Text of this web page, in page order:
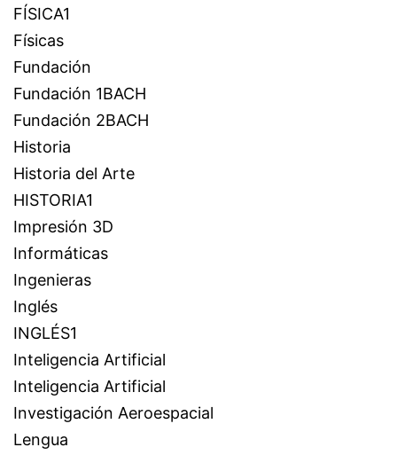
FÍSICA1
Físicas
Fundación
Fundación 1BACH
Fundación 2BACH
Historia
Historia del Arte
HISTORIA1
Impresión 3D
Informáticas
Ingenieras
Inglés
INGLÉS1
Inteligencia Artificial
Inteligencia Artificial
Investigación Aeroespacial
Lengua